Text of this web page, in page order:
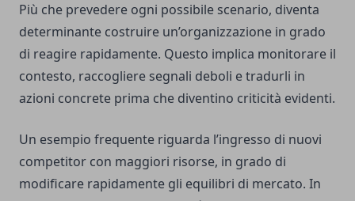
Più che prevedere ogni possibile scenario, diventa
determinante costruire un’organizzazione in grado
di reagire rapidamente. Questo implica monitorare il
contesto, raccogliere segnali deboli e tradurli in
azioni concrete prima che diventino criticità evidenti.
Un esempio frequente riguarda l’ingresso di nuovi
competitor con maggiori risorse, in grado di
modificare rapidamente gli equilibri di mercato. In